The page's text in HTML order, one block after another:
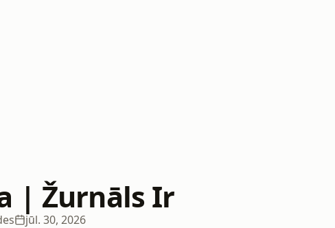
| Žurnāls Ir
jūl. 30, 2026